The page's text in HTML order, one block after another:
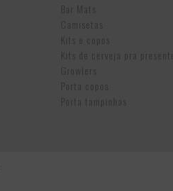
Bar Mats
Camisetas
Kits e copos
Kits de cerveja pra presente
Growlers
Porta copos
Porta tampinhas